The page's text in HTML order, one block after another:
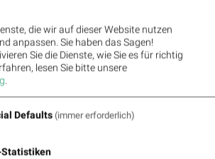
Party #1216: ATX schwächer, Bajaj
Man of the Day
Star/
die wir auf dieser Website nutzen
anpassen. Sie haben das Sagen!
Sie die Dienste, wie Sie es für richtig
lesen Sie bitte unsere
.
Defaults (immer erforderlich)
Statistiken